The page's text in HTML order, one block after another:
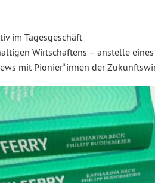
im Tagesgeschäft
Wirtschaftens – anstelle
mit Pionier*innen der